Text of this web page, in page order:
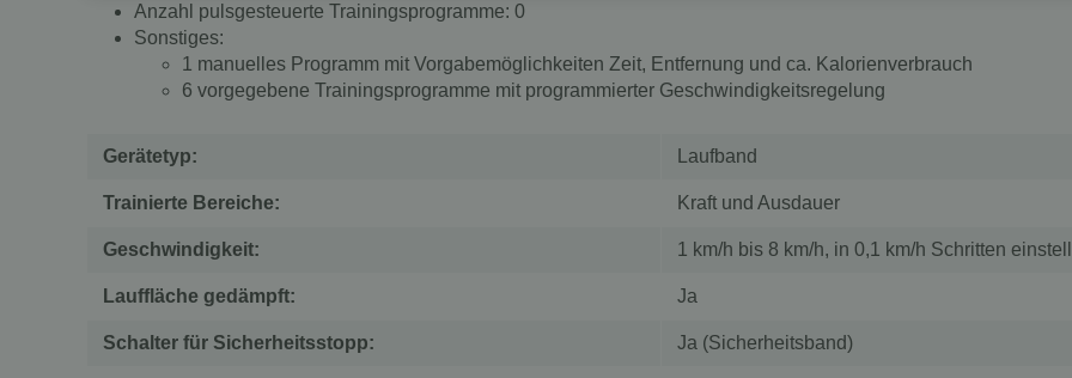
Anzahl pulsgesteuerte Trainingsprogramme: 0
Sonstiges:
1 manuelles Programm mit Vorgabemöglichkeiten Zeit, Entfernung und ca. Kalorienverbrauch
6 vorgegebene Trainingsprogramme mit programmierter Geschwindigkeitsregelung
Gerätetyp: Laufband
Trainierte Bereiche: Kraft und Ausdauer
Geschwindigkeit: 1 km/h bis 8 km/h, in 0,1 km/h Schritten
Lauffläche gedämpft: Ja
Schalter für Sicherheitsstopp: Ja (Sicherheitsband)